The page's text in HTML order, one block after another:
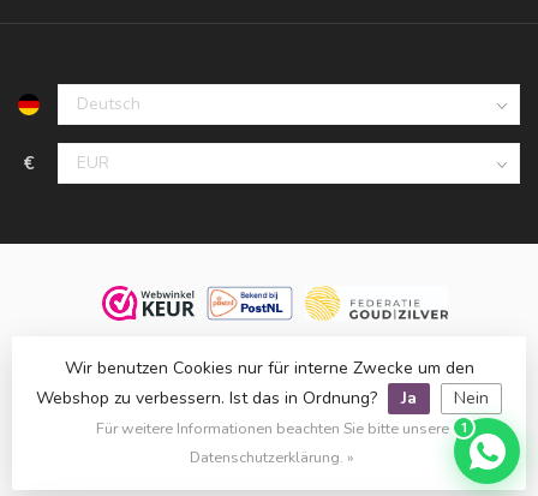
€
voorbehouden.
Klanten beoordelen ons met een op basis van1.514 reviews
bijWebwinkelKeur.
Wir benutzen Cookies nur für interne Zwecke um den
Webshop zu verbessern. Ist das in Ordnung?
Ja Nein
Für weitere Informationen beachten Sie bitte unsere
Datenschutzerklärung. »
1